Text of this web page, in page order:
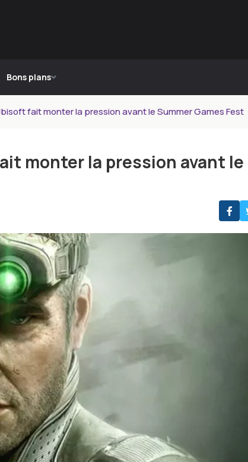
Bons plans
fait monter la pression avant le Summer Games Fest
monter la pression avant le